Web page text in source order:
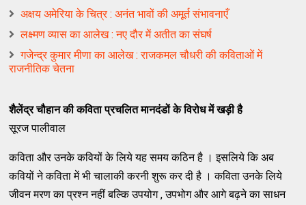
अक्षय अमेरिया के चित्र : अनंत भावों की अमूर्त संभावनाएँ
लक्ष्मण व्यास का आलेख : नए दौर में अतीत का संघर्ष
गजेन्द्र कुमार मीणा का आलेख : राजकमल चौधरी की कविताओं में
राजनीतिक चेतना
शैलेंद्र चौहान की कविता प्रचलित मानदंडों के विरोध में खड़ी है
सूरज पालीवाल
कविता और उनके कवियों के लिये यह समय कठिन है । इसलिये कि अब
कवियों ने कविता में भी चालाकी करनी शुरू कर दी है । कविता उनके लिये
जीवन मरण का प्रश्न नहीं बल्कि उपयोग , उपभोग और आगे बढ़ने का साधन